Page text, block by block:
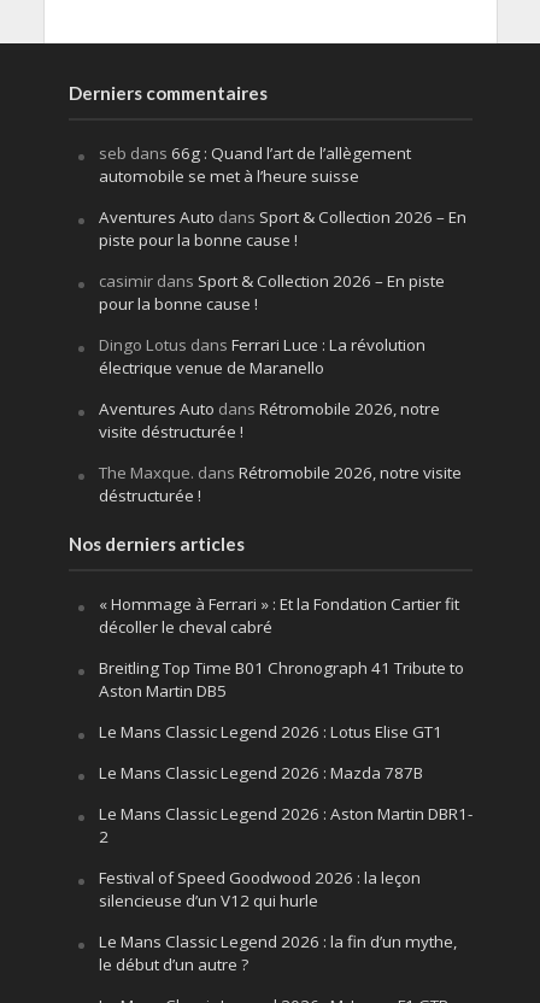
Derniers commentaires
seb dans 66g : Quand l’art de l’allègement
automobile se met à l’heure suisse
Aventures Auto dans Sport & Collection 2026 – En
piste pour la bonne cause !
casimirdans Sport & Collection 2026 – En piste
pour la bonne cause !
Dingo Lotus dans Ferrari Luce : La révolution
électrique venue de Maranello
Aventures Auto dans Rétromobile 2026, notre
visite déstructurée !
The Maxque. dans Rétromobile 2026, notre visite
déstructurée !
Nos derniers articles
« Hommage à Ferrari » : Et la Fondation Cartier fit
décoller le cheval cabré
Breitling Top Time B01 Chronograph 41 Tribute to
Aston Martin DB5
Le Mans Classic Legend 2026 : Lotus Elise GT1
Le Mans Classic Legend 2026 : Mazda 787B
Le Mans Classic Legend 2026 : Aston Martin DBR1-
2
Festival of Speed Goodwood 2026 : la leçon
silencieuse d’un V12 qui hurle
Le Mans Classic Legend 2026 : la fin d’un mythe,
le début d’un autre ?